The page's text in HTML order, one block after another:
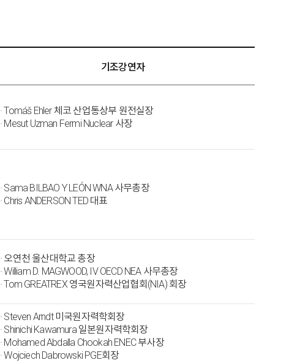
기조강연자
· Tomáš Ehler 체코 산업통상부 원전실장
· Mesut Uzman Fermi Nuclear 사장
· Sama BILBAO Y LEÓN WNA 사무총장
· Chris ANDERSON TED 대표
· 오연천 울산대학교 총장
· William D. MAGWOOD, IV OECD NEA 사무총장
· Tom GREATREX 영국원자력산업협회(NIA) 회장
· Steven Arndt 미국원자력학회장
· Shinichi Kawamura 일본원자력학회장
· Mohamed Abdalla Chookah ENEC 부사장
· Wojciech Dabrowski PGE회장